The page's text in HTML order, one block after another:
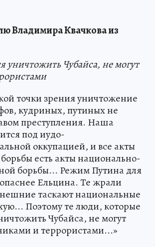
Владимира Квачкова из
уничтожить Чубайса, не могут
точки зрения уничтожение
кудриных, путиных не
преступления. Наша
под иудо-
оккупацией, и все акты
есть акты национально-
борьбы... Режим Путина для
Ельцина. Те жрали
таскают национальные
Поэтому те люди, которые
Чубайса, не могут
и террористами...»